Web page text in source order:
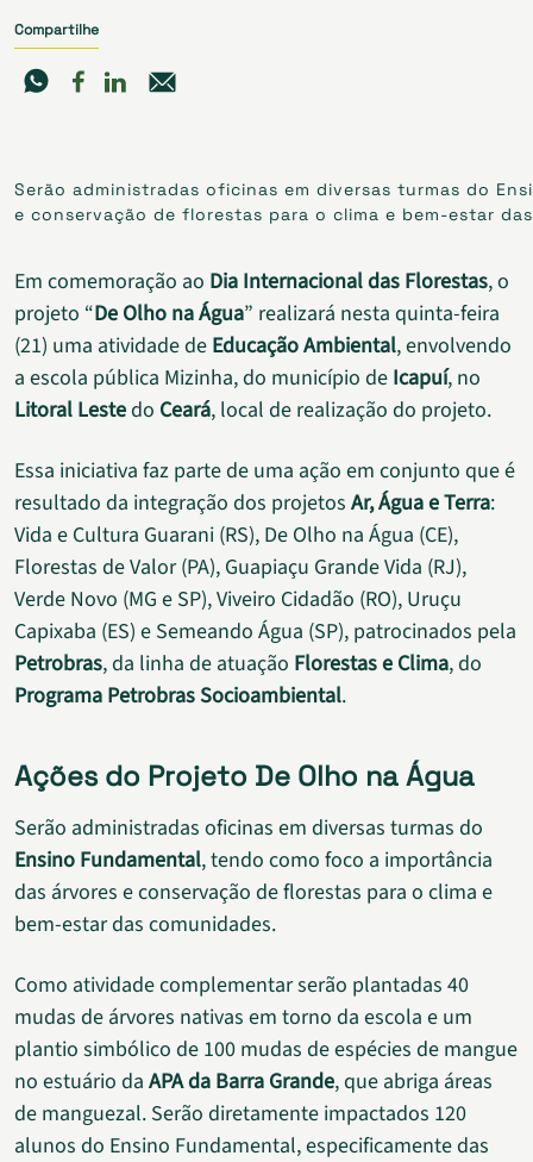
Compartilhe
Serão administradas oficinas em diversas turmas do
e conservação de florestas para o clima e bem-estar
Em comemoração ao Dia Internacional das Florestas, o
projeto “De Olho na Água” realizará nesta quinta-feira
(21) uma atividade de Educação Ambiental, envolvendo
a escola pública Mizinha, do município de Icapuí, no
Litoral Lestedo Ceará, local de realização do projeto.
Essa iniciativa faz parte de uma ação em conjunto que é
resultado da integração dos projetos Ar, Água e Terra:
Vida e Cultura Guarani (RS), De Olho na Água (CE),
Florestas de Valor (PA), Guapiaçu Grande Vida (RJ),
Verde Novo (MG e SP), Viveiro Cidadão (RO), Uruçu
Capixaba (ES) e Semeando Água (SP), patrocinados pela
Petrobras, da linha de atuação Florestas e Clima, do
Programa Petrobras Socioambiental.
Ações do Projeto De Olho na Água
Serão administradas oficinas em diversas turmas do
Ensino Fundamental, tendo como foco a importância
das árvores e conservação de florestas para o clima e
bem-estar das comunidades.
Como atividade complementar serão plantadas 40
mudas de árvores nativas em torno da escola e um
plantio simbólico de 100 mudas de espécies de mangue
no estuário da APA da Barra Grande, que abriga áreas
de manguezal. Serão diretamente impactados 120
alunos do Ensino Fundamental, especificamente das